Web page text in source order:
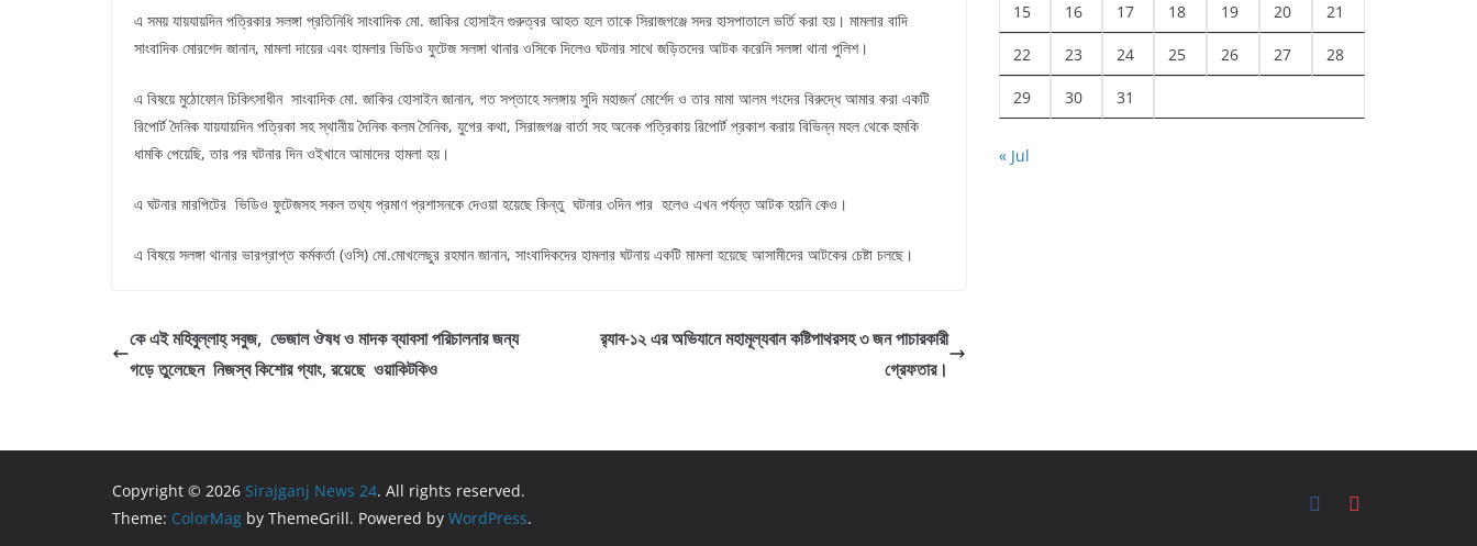
এ সময় যায়যায়দিন পত্রিকার সলঙ্গা প্রতিনিধি সাংবাদিক মো. জাকির হোসাইন গুরুত্বর আহত হলে তাকে সিরাজগঞ্জে সদর হাসপাতালে ভর্তি করা হয়। মামলার বাদি
সাংবাদিক মোরশেদ জানান, মামলা দায়ের এবং হামলার ভিডিও ফুটেজ সলঙ্গা থানার ওসিকে দিলেও ঘটনার সাথে জড়িতদের আটক করেনি সলঙ্গা থানা পুলিশ।
এ বিষয়ে মুঠোফোন চিকিৎসাধীন সাংবাদিক মো. জাকির হোসাইন জানান, গত সপ্তাহে সলঙ্গায় সুদি মহাজন’ মোর্শেদ ও তার মামা আলম গংদের বিরুদ্ধে আমার করা একটি
রিপোর্ট দৈনিক যায়যায়দিন পত্রিকা সহ স্থানীয় দৈনিক কলম সৈনিক, যুগের কথা, সিরাজগঞ্জ বার্তা সহ অনেক পত্রিকায় রিপোর্ট প্রকাশ করায় বিভিন্ন মহল থেকে হুমকি
ধামকি পেয়েছি, তার পর ঘটনার দিন ওইখানে আমাদের হামলা হয়।
এ ঘটনার মারপিটের ভিডিও ফুটেজসহ সকল তথ্য প্রমাণ প্রশাসনকে দেওয়া হয়েছে কিন্তু ঘটনার ৩দিন পার হলেও এখন পর্যন্ত আটক হয়নি কেও।
এ বিষয়ে সলঙ্গা থানার ভারপ্রাপ্ত কর্মকর্তা (ওসি) মো.মোখলেছুর রহমান জানান, সাংবাদিকদের হামলার ঘটনায় একটি মামলা হয়েছে আসামীদের আটকের চেষ্টা চলছে।
কে এই মহিবুল্লাহ্ সবুজ, ভেজাল ঔষধ ও মাদক ব্যাবসা পরিচালনার জন্য
গড়ে তুলেছেন নিজস্ব কিশোর গ্যাং, রয়েছে ওয়াকিটকিও
র‌্যাব-১২ এর অভিযানে মহামূল্যবান কষ্টিপাথরসহ ৩ জন পাচারকারী
গ্রেফতার।
15 16 17 18 19 20 21
22 23 24 25 26 27 28
29 30 31
« Jul
Copyright © 2026 Sirajganj News 24. All rights reserved.
Theme: ColorMag by ThemeGrill. Powered by WordPress.